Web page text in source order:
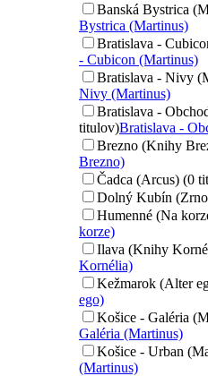
Banská Bystrica
Bystrica (Martinus)
Bratislava -
- Cubicon (Martinus)
Bratislava - Nivy
Nivy (Martinus)
Bratislava -
titulov)Bratislava -
Brezno (Knihy
Brezno)
Čadca (Arcus) (0
Dolný Kubín
Humenné (Na
korze)
Ilava (Knihy
Kornélia)
Kežmarok (Alter
ego)
Košice - Galéria
Galéria (Martinus)
Košice - Urban
(Martinus)